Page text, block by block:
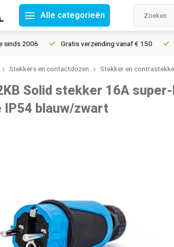
Alle categorieën
2006 Gratis verzending vanaf € 150
Stekkers en contactdozen Stekker en
Solid stekker 16A
IP54 blauw/zwart